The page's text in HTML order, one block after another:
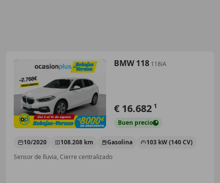
BMW 118 118iA
€ 16.682 1
Buen precio
10/2020 108.208 km Gasolina
103 kW (140 CV)
Sensor de lluvia, Cierre centralizado